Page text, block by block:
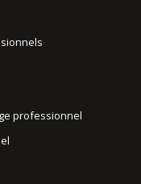
professionnel